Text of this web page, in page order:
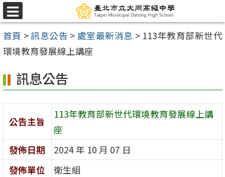
跳
至
主
要
容
區
選
單
首頁 >訊息公告 > 處室最新消息 > 113年教育部新世代
環境教育發展線上講座
訊息公告
公告主旨
113年教育部新世代環境教育發展線上講
座
發佈日期
2024 年 10 月 07 日
發佈單位
衛生組